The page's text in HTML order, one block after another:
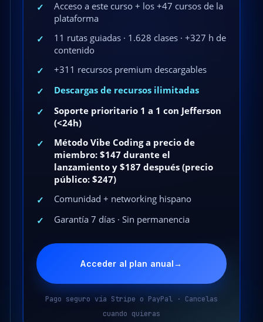
✓
Acceso a este curso + los +47 cursos de la
plataforma
✓
11 rutas guiadas · 1.628 clases · +327 h de
contenido
✓
+311 recursos premium descargables
✓
Descargas de recursos ilimitadas
✓
Soporte prioritario 1 a 1 con Jefferson
(<24h)
✓
Método Vibe Coding a precio de
miembro: $147 durante el
lanzamiento y $187 después (precio
público: $247)
✓
Comunidad + networking hispano
✓
Garantía 7 días · Sin permanencia
Acceder al plan anual→
Pago seguro vía Stripe o PayPal · Cancelas
cuando quieras